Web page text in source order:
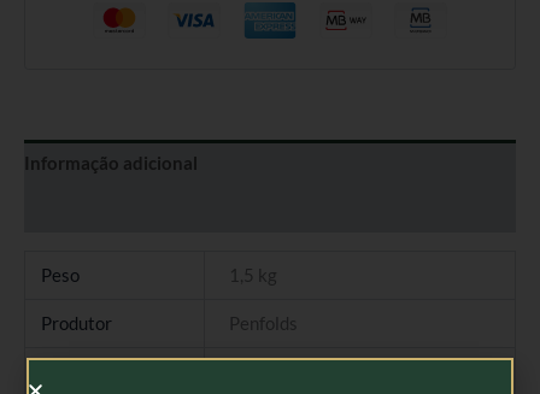
Informação adicional
Peso 1,5 kg
Produtor Penfolds